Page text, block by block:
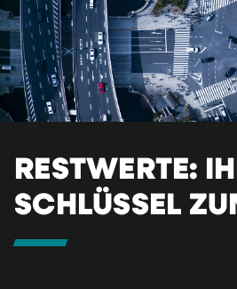
RESTWERTE:
SCHLÜSSEL